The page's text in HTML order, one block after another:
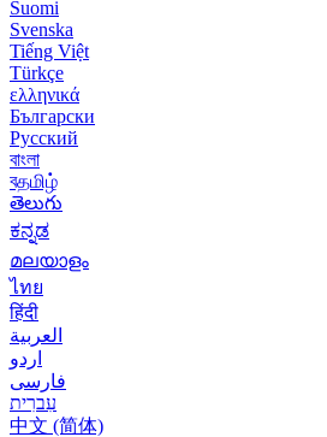
Suomi
Svenska
Tiếng Việt
Türkçe
ελληνικά
Български
Русский
বাংলা
বதமிழ்
తెలుగు
ಕನ್ನಡ
മലയാളം
ไทย
हिंदी
العربية
اردو
فارسی
עִברִית
中文 (简体)